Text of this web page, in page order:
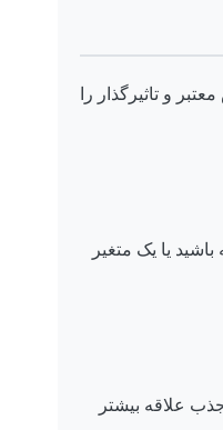
و تاثیرگذار را
یا یک متغیر
علاقه بیشتر